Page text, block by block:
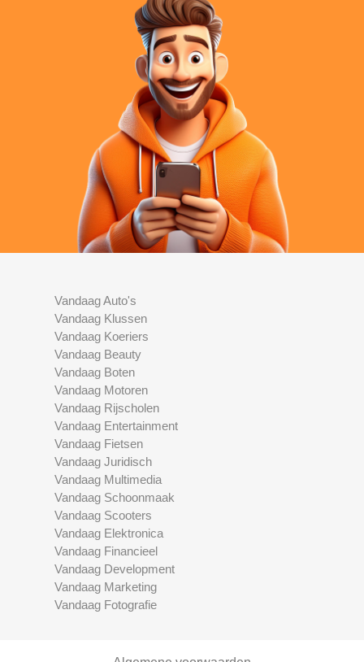
Vandaag Auto's
Vandaag Klussen
Vandaag Koeriers
Vandaag Beauty
Vandaag Boten
Vandaag Motoren
Vandaag Rijscholen
Vandaag Entertainment
Vandaag Fietsen
Vandaag Juridisch
Vandaag Multimedia
Vandaag Schoonmaak
Vandaag Scooters
Vandaag Elektronica
Vandaag Financieel
Vandaag Development
Vandaag Marketing
Vandaag Fotografie